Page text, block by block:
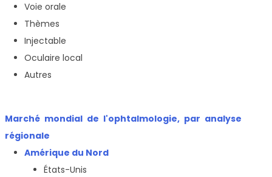
Voie orale
Thèmes
Injectable
Oculaire local
Autres
Marché mondial de l'ophtalmologie, par analyse
régionale
Amérique du Nord
États-Unis